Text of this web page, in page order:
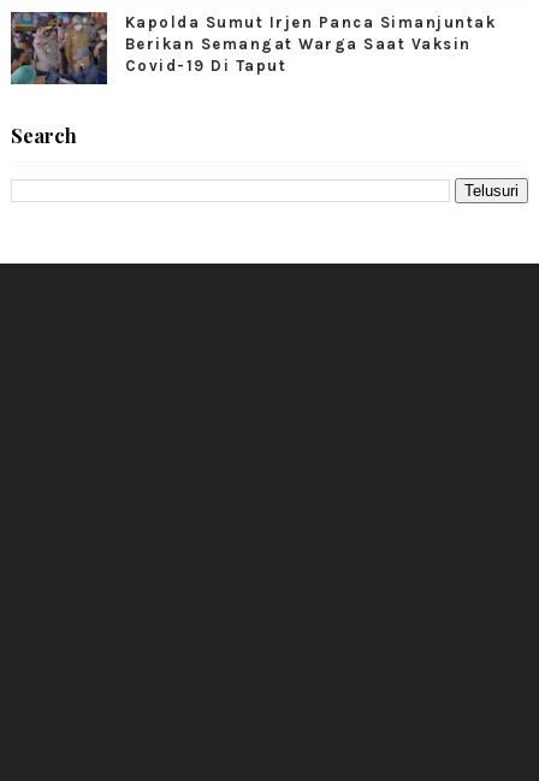
Kapolda Sumut Irjen Panca Simanjuntak
Berikan Semangat Warga Saat Vaksin
Covid-19 Di Taput
Search